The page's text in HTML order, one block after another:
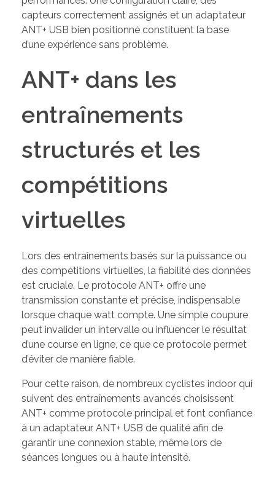
capteurs correctement assignés et un adaptateur
ANT+ USB bien positionné constituent la base
d’une expérience sans problème.
ANT+ dans les
entraînements
structurés et les
compétitions
virtuelles
Lors des entraînements basés sur la puissance ou
des compétitions virtuelles, la fiabilité des données
est cruciale. Le protocole ANT+ offre une
transmission constante et précise, indispensable
lorsque chaque watt compte. Une simple coupure
peut invalider un intervalle ou influencer le résultat
d’une course en ligne, ce que ce protocole permet
d’éviter de manière fiable.
Pour cette raison, de nombreux cyclistes indoor qui
suivent des entraînements avancés choisissent
ANT+ comme protocole principal et font confiance
à un adaptateur ANT+ USB de qualité afin de
garantir une connexion stable, même lors de
séances longues ou à haute intensité.